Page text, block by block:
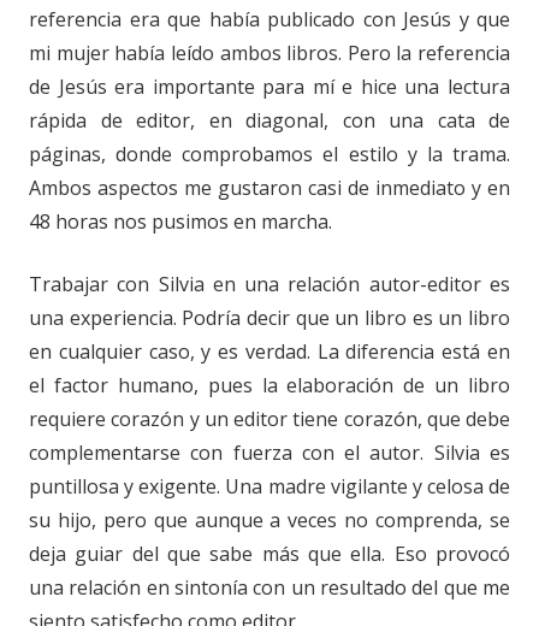
referencia era que había publicado con Jesús y que
mi mujer había leído ambos libros. Pero la referencia
de Jesús era importante para mí e hice una lectura
rápida de editor, en diagonal, con una cata de
páginas, donde comprobamos el estilo y la trama.
Ambos aspectos me gustaron casi de inmediato y en
48 horas nos pusimos en marcha.
Trabajar con Silvia en una relación autor-editor es
una experiencia. Podría decir que un libro es un libro
en cualquier caso, y es verdad. La diferencia está en
el factor humano, pues la elaboración de un libro
requiere corazón y un editor tiene corazón, que debe
complementarse con fuerza con el autor. Silvia es
puntillosa y exigente. Una madre vigilante y celosa de
su hijo, pero que aunque a veces no comprenda, se
deja guiar del que sabe más que ella. Eso provocó
una relación en sintonía con un resultado del que me